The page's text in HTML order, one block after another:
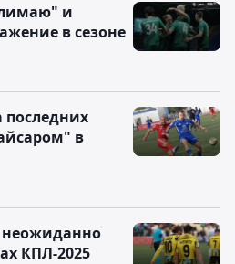
и
в сезоне
последних
в
неожиданно
КПЛ-2025